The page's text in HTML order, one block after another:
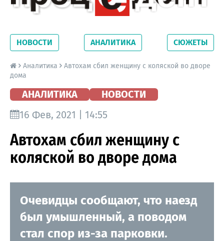
Новосибирской области. Читайте свежие
новости на сайте сетевого издания
Precedent.
НОВОСТИ АНАЛИТИКА СЮЖЕТЫ
Аналитика
Автохам сбил женщину с коляской во дворе
дома
АНАЛИТИКА
НОВОСТИ
16 Фев, 2021 | 14:55
Автохам сбил женщину с
коляской во дворе дома
Очевидцы сообщают, что наезд
был умышленный, а поводом
стал спор из-за парковки.